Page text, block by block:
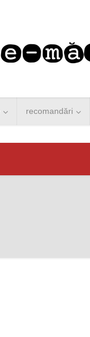
recomandări